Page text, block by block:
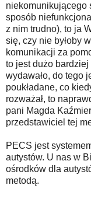
niekomunikującego
sposób
z nim trudno), to ja
się, czy nie byłoby
komunikacji za
to jest dużo
wydawało, do tego
poukładane, co
rozważał, to
pani Magda
przedstawiciel tej
PECS jest
autystów. U nas w
ośrodków dla
metodą.